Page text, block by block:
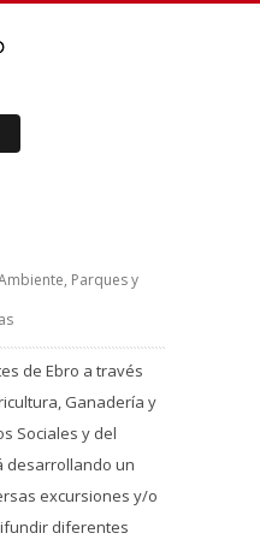
Parques y
de Ebro a través
Ganadería y
Sociales y del
desarrollando un
excursiones y/o
diferentes